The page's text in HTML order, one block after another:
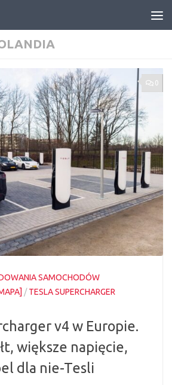
0
SAMOCHODÓW
/TESLA SUPERCHARGER
v4 w Europie.
większe napięcie,
dla nie-Tesli